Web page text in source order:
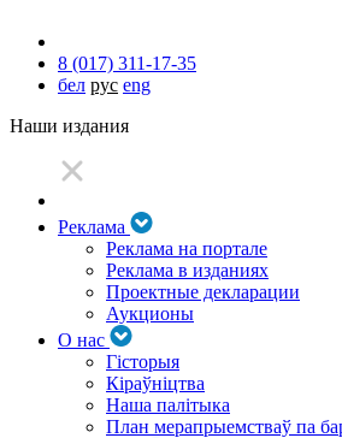
8 (017) 311-17-35
бел рус eng
Наши издания
Реклама
Реклама на портале
Реклама в изданиях
Проектные декларации
Аукционы
О нас
Гісторыя
Кіраўніцтва
Наша палітыка
План мерапрыемстваў па